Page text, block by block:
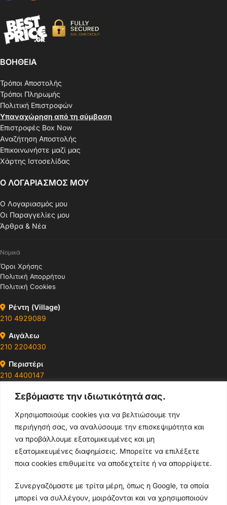
Σεβόμαστε την ιδιωτικότητά σας.
Χρησιμοποιούμε cookies για να βελτιώσουμε την
περιήγησή σας, να αναλύσουμε την επισκεψιμότητα και
να προβάλλουμε εξατομικευμένες και μη
εξατομικευμένες διαφημίσεις. Μπορείτε να επιλέξετε
ποια cookies επιθυμείτε να αποδεχτείτε ή να απορρίψετε.
Συνεργαζόμαστε με τρίτα μέρη, όπως η Google, τα οποία
μπορεί να συλλέγουν, μοιράζονται και να χρησιμοποιούν
ΒΟΗΘΕΙΑ
Τρόποι Αποστολής
Τρόποι Πληρωμής
Πολιτική Επιστροφών
Υπαναχώρηση από τη σύμβαση
Επιστροφές Box Now
Αναζήτηση Αποστολής
Επικοινωνήστε μαζί μας
Χάρτης Ιστοσελίδας
Ο ΛΟΓΑΡΙΑΣΜΟΣ ΜΟΥ
Ο Λογαριασμός μου
Οι Παραγγελίες μου
Άρθρα & Νέα
Νομικά
Όροι Χρήσης
Πολιτική Απορρήτου
Πολιτική Cookies
Ρέντη (Village)
210 4929089
Αιγάλεω
210 2204030
Περιστέρι
210 4400147
Ωράρια & Διευθύνσεις →
210 4929089
Κεντρικό τηλέφωνο
info@thikishop.gr
Δευ - Σάβ: 10:00 - 21:00